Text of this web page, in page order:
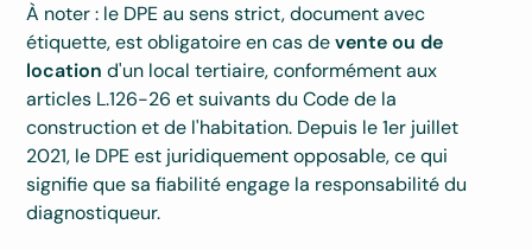
À noter : le DPE au sens strict, document avec
étiquette, est obligatoire en cas devente ou de
location d'un local tertiaire, conformément aux
articles L.126-26 et suivants du Code de la
construction et de l'habitation. Depuis le 1er juillet
2021, le DPE est juridiquement opposable, ce qui
signifie que sa fiabilité engage la responsabilité du
diagnostiqueur.